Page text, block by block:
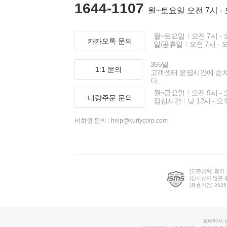
1644-1107 월~토요일 오전 7시 -
카카오톡 문의
월~토요일
오전 7시 -
일/공휴일
오전 7시 -
1:1 문의
365일
고객센터 운영시간에 순
다.
대량주문 문의
월~금요일
오전 9시 -
점심시간
낮 12시 - 오
비회원 문의 : help@kurlycorp.com
[인증범위] 컬리
(심사받지 않은
[유효기간]
컬리에서